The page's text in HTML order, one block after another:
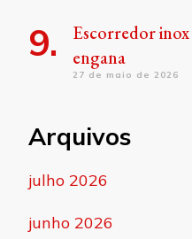
Escorredor
engana
27 de maio de 2026
Arquivos
julho 2026
junho 2026